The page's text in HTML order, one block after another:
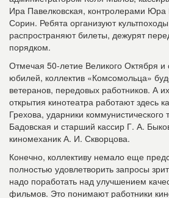
Ира Павелковская, контролерами
Сорин. Ребята организуют
распространяют билеты, дежурят
порядком.
Отмечая 50-летие Великого Октября и
юбилей, коллектив «Комсомольца»
ветеранов, передовых работников. А
открытия кинотеатра работают здесь
Грехова, ударники
Бадовская и старший кассир Г. А.
киномеханик А. И. Скворцова.
Конечно, коллективу немало еще
полностью удовлетворить запросы
надо поработать над улучшением
фильмов. Это понимают работники